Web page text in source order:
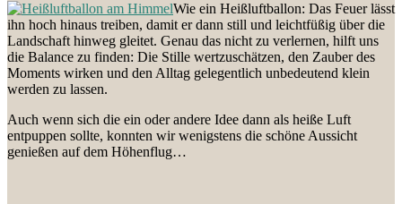
Wie ein Heißluftballon: Das Feuer lässt
ihn hoch hinaus treiben, damit er dann still und leichtfüßig über die
Landschaft hinweg gleitet. Genau das nicht zu verlernen, hilft uns
die Balance zu finden: Die Stille wertzuschätzen, den Zauber des
Moments wirken und den Alltag gelegentlich unbedeutend klein
werden zu lassen.
Auch wenn sich die ein oder andere Idee dann als heiße Luft
entpuppen sollte, konnten wir wenigstens die schöne Aussicht
genießen auf dem Höhenflug…